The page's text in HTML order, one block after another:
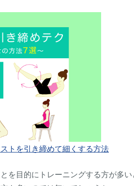
トを引き締めて細くする方法
を目的にトレーニングする方が多